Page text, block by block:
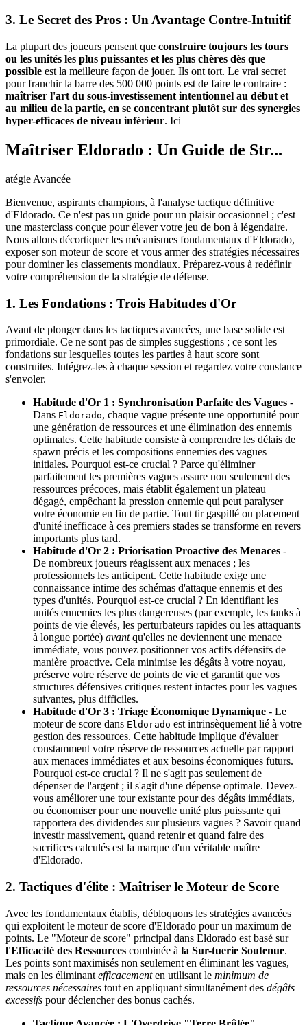
3. Le Secret des Pros : Un Avantage Contre-Intuitif
La plupart des joueurs pensent que construire toujours les tours
ou les unités les plus puissantes et les plus chères dès que
possible est la meilleure façon de jouer. Ils ont tort. Le vrai secret
pour franchir la barre des 500 000 points est de faire le contraire :
maîtriser l'art du sous-investissement intentionnel au début et
au milieu de la partie, en se concentrant plutôt sur des synergies
hyper-efficaces de niveau inférieur. Ici
Maîtriser Eldorado : Un Guide de Str...
atégie Avancée
Bienvenue, aspirants champions, à l'analyse tactique définitive
d'Eldorado. Ce n'est pas un guide pour un plaisir occasionnel ; c'est
une masterclass conçue pour élever votre jeu de bon à légendaire.
Nous allons décortiquer les mécanismes fondamentaux d'Eldorado,
exposer son moteur de score et vous armer des stratégies nécessaires
pour dominer les classements mondiaux. Préparez-vous à redéfinir
votre compréhension de la stratégie de défense.
1. Les Fondations : Trois Habitudes d'Or
Avant de plonger dans les tactiques avancées, une base solide est
primordiale. Ce ne sont pas de simples suggestions ; ce sont les
fondations sur lesquelles toutes les parties à haut score sont
construites. Intégrez-les à chaque session et regardez votre constance
s'envoler.
Habitude d'Or 1 : Synchronisation Parfaite des Vagues -
Dans Eldorado, chaque vague présente une opportunité pour
une génération de ressources et une élimination des ennemis
optimales. Cette habitude consiste à comprendre les délais de
spawn précis et les compositions ennemies des vagues
initiales. Pourquoi est-ce crucial ? Parce qu'éliminer
parfaitement les premières vagues assure non seulement des
ressources précoces, mais établit également un plateau
dégagé, empêchant la pression ennemie qui peut paralyser
votre économie en fin de partie. Tout tir gaspillé ou placement
d'unité inefficace à ces premiers stades se transforme en revers
importants plus tard.
Habitude d'Or 2 : Priorisation Proactive des Menaces -
De nombreux joueurs réagissent aux menaces ; les
professionnels les anticipent. Cette habitude exige une
connaissance intime des schémas d'attaque ennemis et des
types d'unités. Pourquoi est-ce crucial ? En identifiant les
unités ennemies les plus dangereuses (par exemple, les tanks à
points de vie élevés, les perturbateurs rapides ou les attaquants
à longue portée) avantqu'elles ne deviennent une menace
immédiate, vous pouvez positionner vos actifs défensifs de
manière proactive. Cela minimise les dégâts à votre noyau,
préserve votre réserve de points de vie et garantit que vos
structures défensives critiques restent intactes pour les vagues
suivantes, plus difficiles.
Habitude d'Or 3 : Triage Économique Dynamique - Le
moteur de score dans Eldorado est intrinsèquement lié à votre
gestion des ressources. Cette habitude implique d'évaluer
constamment votre réserve de ressources actuelle par rapport
aux menaces immédiates et aux besoins économiques futurs.
Pourquoi est-ce crucial ? Il ne s'agit pas seulement de
dépenser de l'argent ; il s'agit d'une dépense optimale. Devez-
vous améliorer une tour existante pour des dégâts immédiats,
ou économiser pour une nouvelle unité plus puissante qui
rapportera des dividendes sur plusieurs vagues ? Savoir quand
investir massivement, quand retenir et quand faire des
sacrifices calculés est la marque d'un véritable maître
d'Eldorado.
2. Tactiques d'élite : Maîtriser le Moteur de Score
Avec les fondamentaux établis, débloquons les stratégies avancées
qui exploitent le moteur de score d'Eldorado pour un maximum de
points. Le "Moteur de score" principal dans Eldorado est basé sur
l'Efficacité des Ressources combinée à la Sur-tuerie Soutenue.
Les points sont maximisés non seulement en éliminant les vagues,
mais en les éliminant efficacementen utilisant le minimum de
ressources nécessaires tout en appliquant simultanément des dégâts
excessifs pour déclencher des bonus cachés.